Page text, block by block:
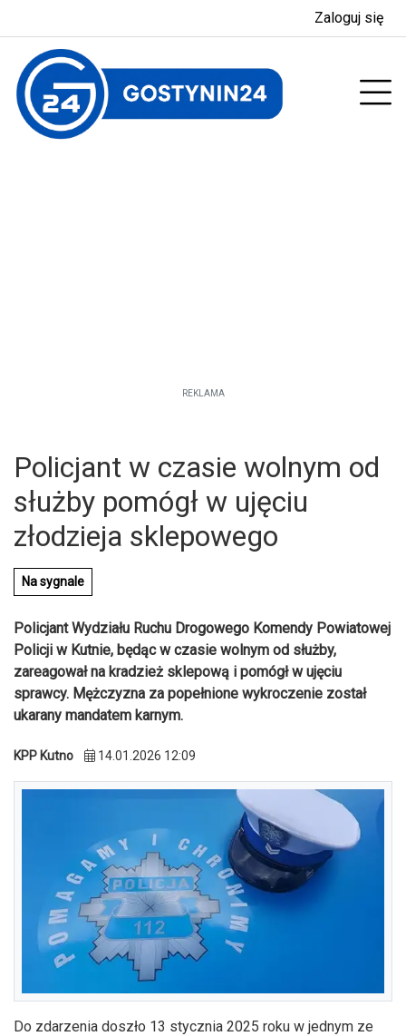
Zaloguj się
REKLAMA
Policjant w czasie wolnym od
służby pomógł w ujęciu
złodzieja sklepowego
Na sygnale
Policjant Wydziału Ruchu Drogowego Komendy Powiatowej
Policji w Kutnie, będąc w czasie wolnym od służby,
zareagował na kradzież sklepową i pomógł w ujęciu
sprawcy. Mężczyzna za popełnione wykroczenie został
ukarany mandatem karnym.
KPP Kutno 14.01.2026 12:09
Do zdarzenia doszło 13 stycznia 2025 roku w jednym ze